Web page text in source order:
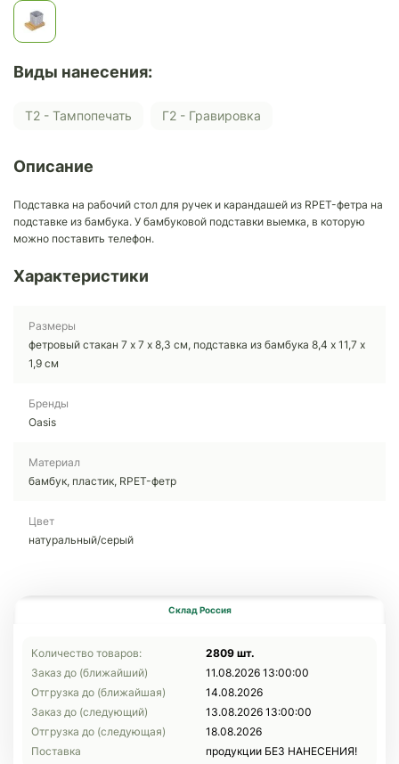
Виды нанесения:
Т2 - Тампопечать Г2 - Гравировка
Описание
Подставка на рабочий стол для ручек и карандашей из RPET-фетра на
подставке из бамбука. У бамбуковой подставки выемка, в которую
можно поставить телефон.
Характеристики
Размеры
фетровый стакан 7 х 7 х 8,3 см, подставка из бамбука 8,4 х 11,7 х
1,9 см
Бренды
Oasis
Материал
бамбук, пластик, RPET-фетр
Цвет
натуральный/серый
Склад Россия
Количество товаров:
2809 шт.
Заказ до (ближайший)
11.08.2026 13:00:00
Отгрузка до (ближайшая)
14.08.2026
Заказ до (следующий)
13.08.2026 13:00:00
Отгрузка до (следующая)
18.08.2026
Поставка
продукции БЕЗ НАНЕСЕНИЯ!